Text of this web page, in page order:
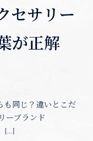
セサリー
が正解
も同じ？違いとこだ
ーブランド
[…]